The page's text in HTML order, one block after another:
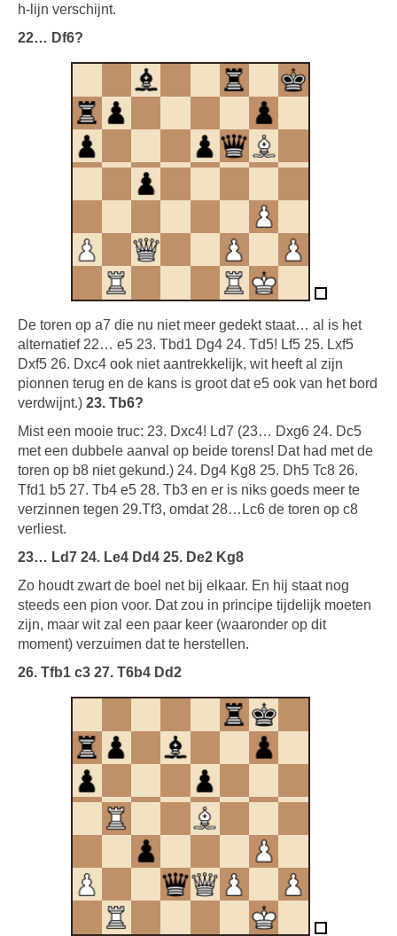
h-lijn verschijnt.
22… Df6?
De toren op a7 die nu niet meer gedekt staat… al is het
alternatief 22… e5 23. Tbd1 Dg4 24. Td5! Lf5 25. Lxf5
Dxf5 26. Dxc4 ook niet aantrekkelijk, wit heeft al zijn
pionnen terug en de kans is groot dat e5 ook van het bord
verdwijnt.) 23. Tb6?
Mist een mooie truc: 23. Dxc4! Ld7 (23… Dxg6 24. Dc5
met een dubbele aanval op beide torens! Dat had met de
toren op b8 niet gekund.) 24. Dg4 Kg8 25. Dh5 Tc8 26.
Tfd1 b5 27. Tb4 e5 28. Tb3 en er is niks goeds meer te
verzinnen tegen 29.Tf3, omdat 28…Lc6 de toren op c8
verliest.
23… Ld7 24. Le4 Dd4 25. De2 Kg8
Zo houdt zwart de boel net bij elkaar. En hij staat nog
steeds een pion voor. Dat zou in principe tijdelijk moeten
zijn, maar wit zal een paar keer (waaronder op dit
moment) verzuimen dat te herstellen.
26. Tfb1 c3 27. T6b4 Dd2